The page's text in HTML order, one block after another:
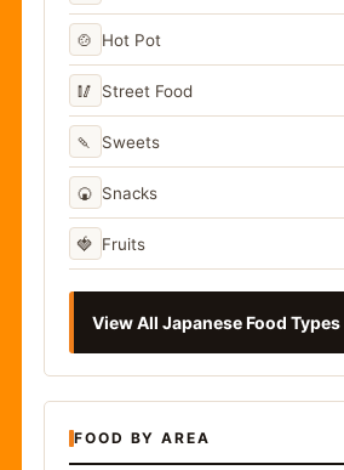
🍲 Hot Pot
🥢 Street Food
🍡 Sweets
🍘 Snacks
🍓 Fruits
View All Japanese Food Types
FOOD BY AREA